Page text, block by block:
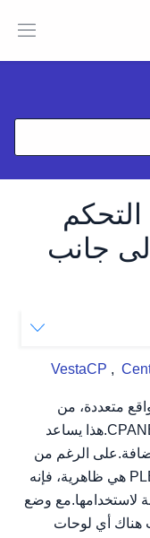
جانب
VestaCP ,
متعددة، من
المستحسن استخدام لوحة تحكم مثل CPANEL.هذا يساعد
الرغم من
أن لوحات التحكم مثل CPANEL و PLESK هي ظاهرية، فإنه
لاستخدامها.مع وضع
هناك أي لوحات